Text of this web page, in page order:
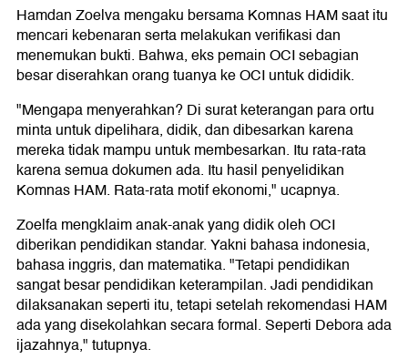
Hamdan Zoelva mengaku bersama Komnas HAM saat itu
mencari kebenaran serta melakukan verifikasi dan
menemukan bukti. Bahwa, eks pemain OCI sebagian
besar diserahkan orang tuanya ke OCI untuk dididik.
"Mengapa menyerahkan? Di surat keterangan para ortu
minta untuk dipelihara, didik, dan dibesarkan karena
mereka tidak mampu untuk membesarkan. Itu rata-rata
karena semua dokumen ada. Itu hasil penyelidikan
Komnas HAM. Rata-rata motif ekonomi," ucapnya.
Zoelfa mengklaim anak-anak yang didik oleh OCI
diberikan pendidikan standar. Yakni bahasa indonesia,
bahasa inggris, dan matematika. "Tetapi pendidikan
sangat besar pendidikan keterampilan. Jadi pendidikan
dilaksanakan seperti itu, tetapi setelah rekomendasi HAM
ada yang disekolahkan secara formal. Seperti Debora ada
ijazahnya," tutupnya.